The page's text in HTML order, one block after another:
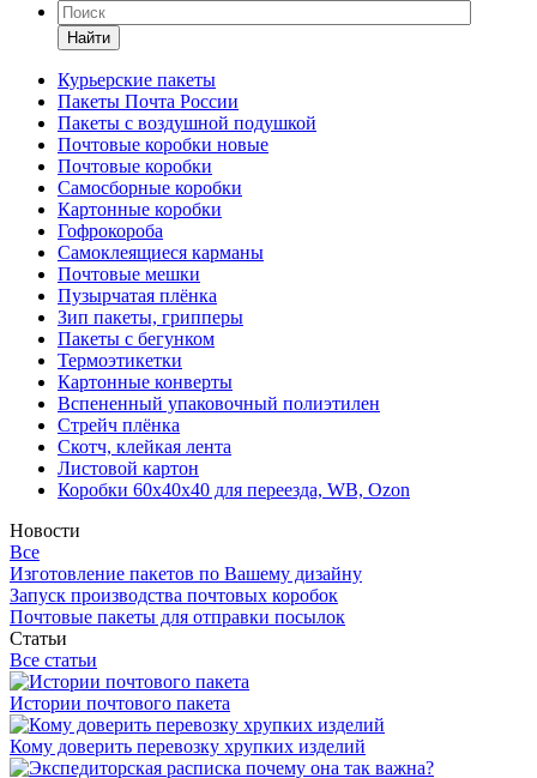
Найти
Курьерские пакеты
Пакеты Почта России
Пакеты с воздушной подушкой
Почтовые коробки новые
Почтовые коробки
Самосборные коробки
Картонные коробки
Гофрокороба
Самоклеящиеся карманы
Почтовые мешки
Пузырчатая плёнка
Зип пакеты, грипперы
Пакеты с бегунком
Термоэтикетки
Картонные конверты
Вспененный упаковочный полиэтилен
Стрейч плёнка
Скотч, клейкая лента
Листовой картон
Коробки 60х40х40 для переезда, WB, Ozon
Новости
Все
Изготовление пакетов по Вашему дизайну
Запуск производства почтовых коробок
Почтовые пакеты для отправки посылок
Статьи
Все статьи
Истории почтового пакета
Кому доверить перевозку хрупких изделий